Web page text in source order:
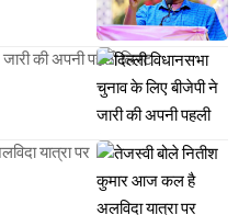
की अपनी पहली लिस्ट
यात्रा पर